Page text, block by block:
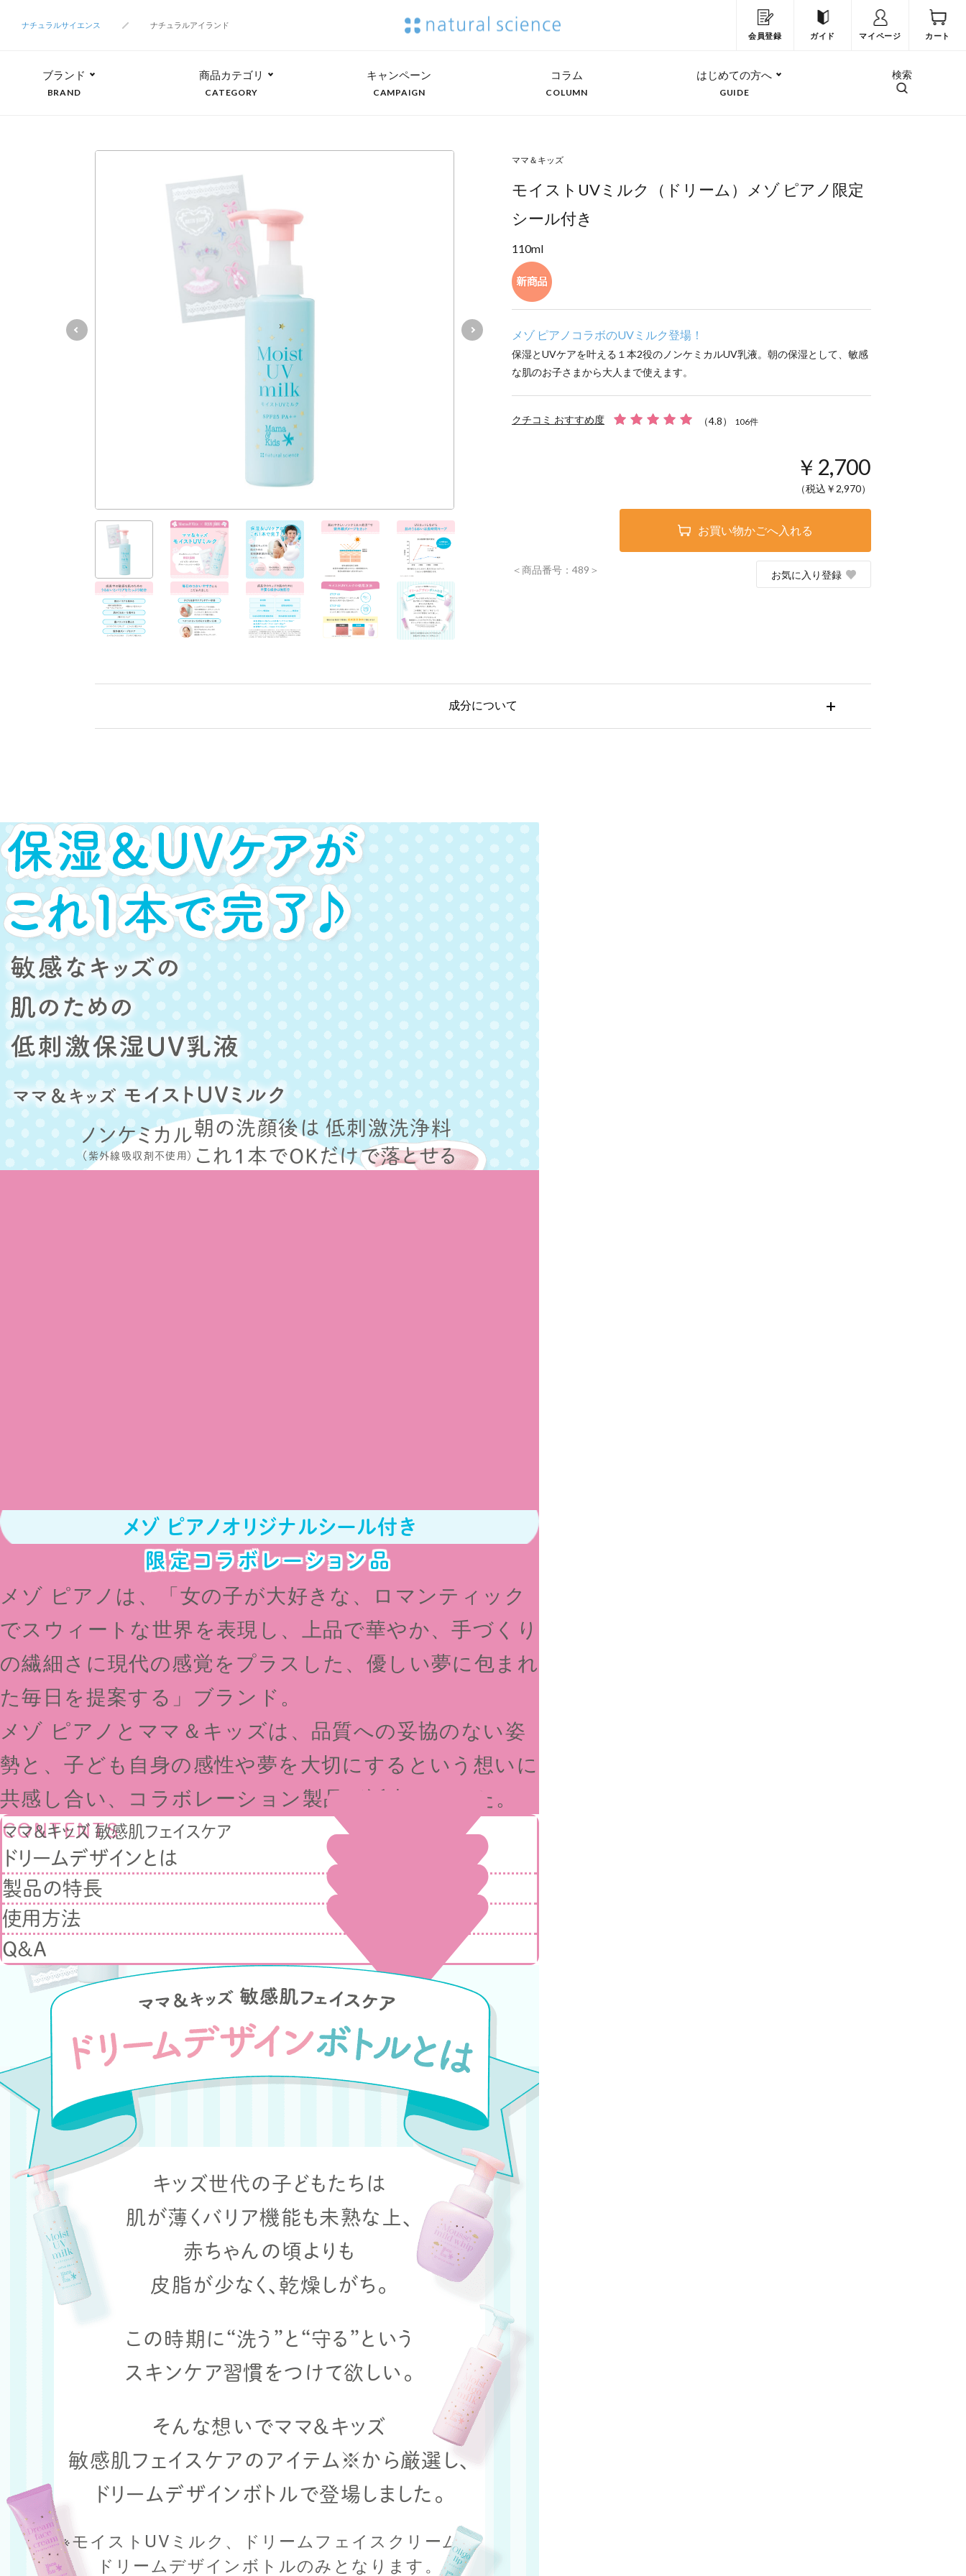
ナチュラルサイエンス
ナチュラルアイランド
会員登録
ガイド マイページ カート
ブランド
BRAND
商品カテゴリ
CATEGORY
キャンペーン
CAMPAIGN
コラム
COLUMN
はじめての方へ
GUIDE
検索
ママ＆キッズ
モイストUVミルク（ドリーム）メゾ ピアノ限定
シール付き
110ml
メゾ ピアノコラボのUVミルク登場！
保湿とUVケアを叶える１本2役のノンケミカルUV乳液。朝の保湿として、敏感
な肌のお子さまから大人まで使えます。
クチコミ おすすめ度 （4.8） 106件
￥2,700
（税込￥ 2,970）
お買い物かごへ入れる
＜商品番号：489＞ お気に入り登録
成分について
ノンケミカル
（紫外線吸収剤不使用）
朝の洗顔後は
これ1本でOK
低刺激洗浄料
だけで落とせる
メゾ ピアノオリジナルシール付き
限定コラボレーション品
メゾ ピアノは、「女の子が大好きな、ロマンティック
でスウィートな世界を表現し、上品で華やか、手づくり
の繊細さに現代の感覚をプラスした、優しい夢に包まれ
た毎日を提案する」ブランド。
メゾ ピアノとママ＆キッズは、品質への妥協のない姿
勢と、子ども自身の感性や夢を大切にするという想いに
共感し合い、コラボレーション製品が誕生しました。
CONTENTS
ママ＆キッズ 敏感肌フェイスケア
ドリームデザインとは
製品の特長
使用方法
Q&A
キッズ世代の子どもたちは
肌が薄くバリア機能も未熟な上、
赤ちゃんの頃よりも
皮脂が少なく、乾燥しがち。
この時期に“洗う”と“守る”という
スキンケア習慣をつけて欲しい。
そんな想いでママ＆キッズ
敏感肌フェイスケアのアイテム※から厳選し、
ドリームデザインボトルで登場しました。
※モイストUVミルク、ドリームフェイスクリームは
ドリームデザインボトルのみとなります。